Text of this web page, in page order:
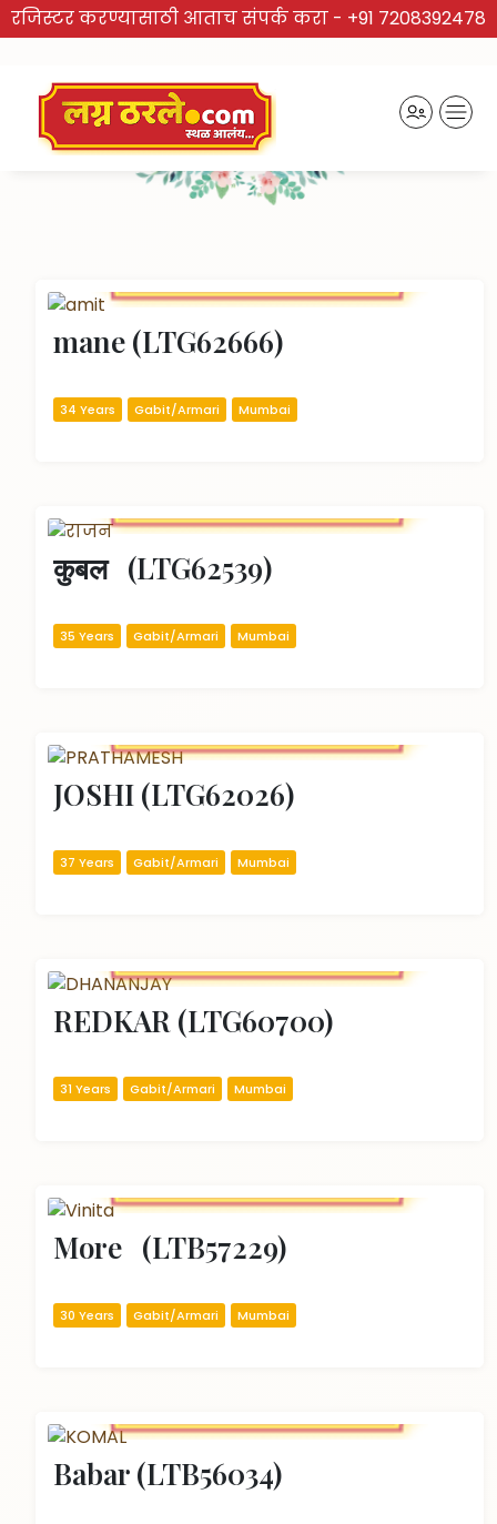
रजिस्टर करण्यासाठी आताच संपर्क करा - +91 7208392478
TRUSTED BRAND
Recently Activated Profiles
mane (LTG62666)
34 Years Gabit/Armari Mumbai
कुबल   (LTG62539)
35 Years Gabit/Armari Mumbai
JOSHI (LTG62026)
37 Years Gabit/Armari Mumbai
REDKAR (LTG60700)
31 Years Gabit/Armari Mumbai
More   (LTB57229)
30 Years Gabit/Armari Mumbai
Babar (LTB56034)